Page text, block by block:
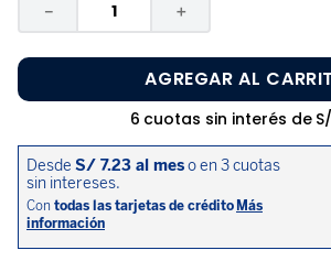
＋
－
AGREGAR AL
6 cuotas sin interés de S/